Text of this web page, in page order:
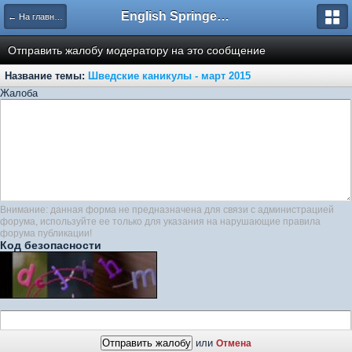
← На главную English Springer Spaniel Club
Отправить жалобу модератору на это сообщение
Название темы: Шведские каникулы - март 2015
Жалоба
Внимание: данная форма не предназначена для связи с администрацией
форума, используйте ее только для указания на нарушающие правила
форума публикации!
Код безопасности
или Отмена